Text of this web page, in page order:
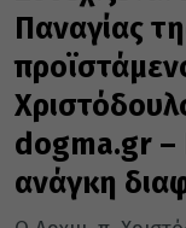
Παναγίας
dogma.gr –
ανάγκη